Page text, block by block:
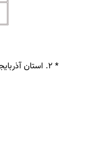
* ۲. استان آذربایجان‌غربی